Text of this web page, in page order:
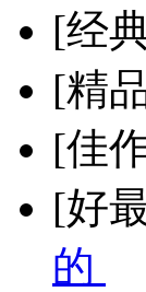
[经
[精
[佳
[好
的